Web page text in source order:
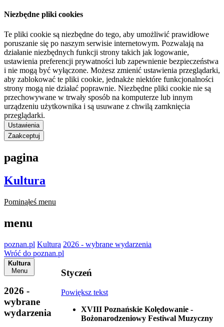
Niezbędne pliki cookies
Te pliki cookie są niezbędne do tego, aby umożliwić prawidłowe
poruszanie się po naszym serwisie internetowym. Pozwalają na
działanie niezbędnych funkcji strony takich jak logowanie,
ustawienia preferencji prywatności lub zapewnienie bezpieczeństwa
i nie mogą być wyłączone. Możesz zmienić ustawienia przeglądarki,
aby zablokować te pliki cookie, jednakże niektóre funkcjonalności
strony mogą nie działać poprawnie. Niezbędne pliki cookie nie są
przechowywane w trwały sposób na komputerze lub innym
urządzeniu użytkownika i są usuwane z chwilą zamknięcia
przeglądarki.
Ustawienia
Zaakceptuj
pagina
Kultura
Pominąłeś menu
menu
poznan.pl Kultura 2026 - wybrane wydarzenia
Wróć do poznan.pl
Kultura
Menu
2026 -
wybrane
wydarzenia
Styczeń
Powiększ tekst
XVIII Poznańskie Kolędowanie -
Bożonarodzeniowy Festiwal Muzyczny